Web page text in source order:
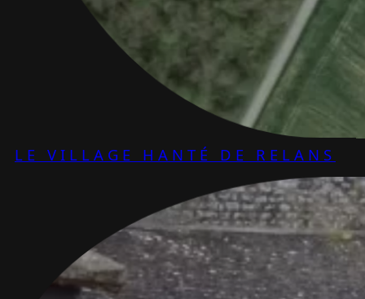
LE VILLAGE HANTÉ DE RELANS